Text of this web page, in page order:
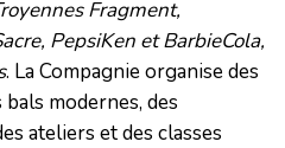
Fragment,
PepsiKen et BarbieCola,
. La Compagnie organise des
modernes, des
ateliers et des classes